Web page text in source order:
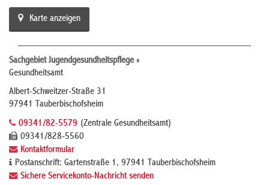
Karte anzeigen
Sachgebiet Jugendgesundheitspflege »
Gesundheitsamt
Albert-Schweitzer-Straße 31
97941 Tauberbischofsheim
09341/82-5579 (Zentrale Gesundheitsamt)
09341/828-5560
Kontaktformular
Postanschrift: Gartenstraße 1, 97941 Tauberbischofsheim
Sichere Servicekonto-Nachricht senden